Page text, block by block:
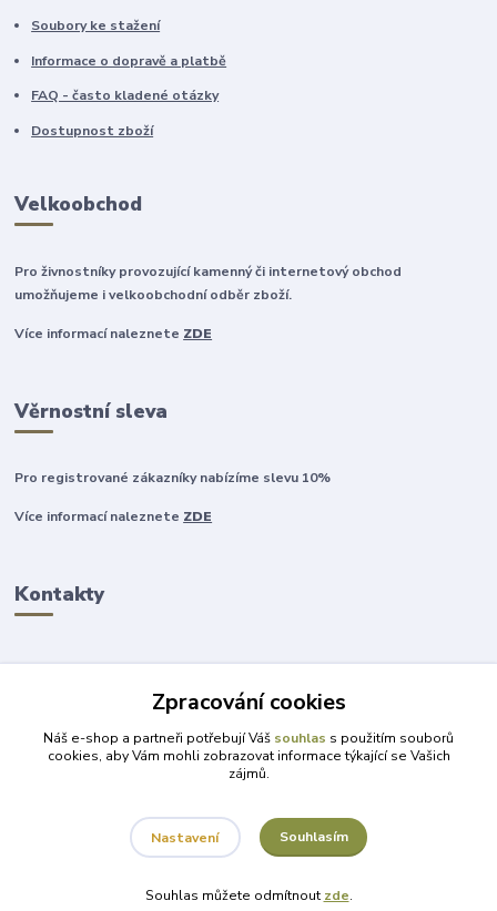
Soubory ke stažení
Informace o dopravě a platbě
FAQ - často kladené otázky
Dostupnost zboží
Velkoobchod
Pro živnostníky provozující kamenný či internetový obchod
umožňujeme i velkoobchodní odběr zboží.
Více informací naleznete ZDE
Věrnostní sleva
Pro registrované zákazníky nabízíme slevu 10%
Více informací naleznete ZDE
Kontakty
+420 777 315 999
obchod@darky-pro-radost.cz
Vytvořeno na Eshop-rychle.cz
Zpracování cookies
Náš e-shop a partneři potřebují Váš souhlas s použitím souborů
cookies, aby Vám mohli zobrazovat informace týkající se Vašich
zájmů.
Nastavení Souhlasím
Souhlas můžete odmítnout zde.